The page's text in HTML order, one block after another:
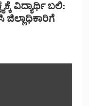
ವಿದ್ಯಾರ್ಥಿ ಬಲಿ:
ಜಿಲ್ಲಾಧಿಕಾರಿಗೆ